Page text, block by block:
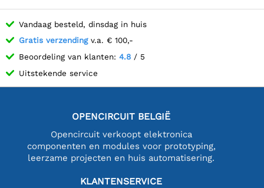
Vandaag besteld, dinsdag in huis
Gratis verzendingv.a. € 100,-
Beoordeling van klanten: 4.8 / 5
Uitstekende service
OPENCIRCUIT BELGIË
Opencircuit verkoopt elektronica
componenten en modules voor prototyping,
leerzame projecten en huis automatisering.
KLANTENSERVICE